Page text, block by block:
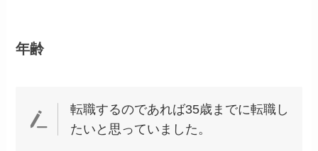
年齢
転職するのであれば35歳までに転職し
たいと思っていました。